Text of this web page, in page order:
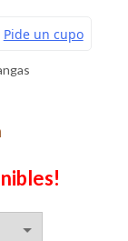
precio
actual